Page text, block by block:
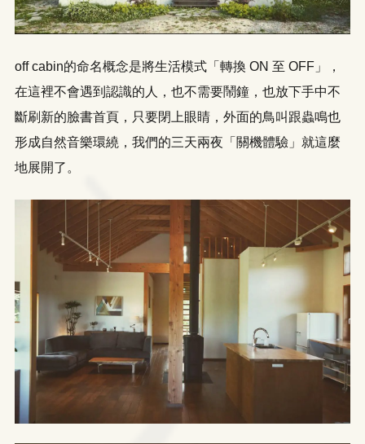
off cabin的命名概念是將生活模式「轉換 ON 至 OFF」，
在這裡不會遇到認識的人，也不需要鬧鐘，也放下手中不
斷刷新的臉書首頁，只要閉上眼睛，外面的鳥叫跟蟲鳴也
形成自然音樂環繞，我們的三天兩夜「關機體驗」就這麼
地展開了。